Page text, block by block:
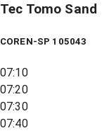
Tec Tomo Sand
COREN-SP 105043
07:10
07:20
07:30
07:40